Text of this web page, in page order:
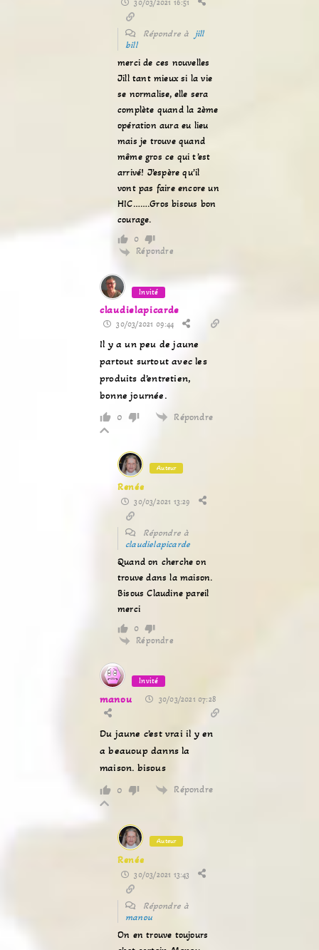
30/03/2021 16:51
Répondre à jill
bill
merci de ces nouvelles
Jill tant mieux si la vie
se normalise, elle sera
complète quand la 2ème
opération aura eu lieu
mais je trouve quand
même gros ce qui t’est
arrivé! J’espère qu’il
vont pas faire encore un
HIC…….Gros bisous bon
courage.
0
Répondre
Invité
claudielapicarde
30/03/2021 09:44
Il y a un peu de jaune
partout surtout avec les
produits d’entretien,
bonne journée.
0 Répondre
Auteur
Renée
30/03/2021 13:29
Répondre à
claudielapicarde
Quand on cherche on
trouve dans la maison.
Bisous Claudine pareil
merci
0
Répondre
Invité
manou 30/03/2021 07:28
Du jaune c’est vrai il y en
a beauoup danns la
maison. bisous
0 Répondre
Auteur
Renée
30/03/2021 13:43
Répondre à
manou
On en trouve toujours